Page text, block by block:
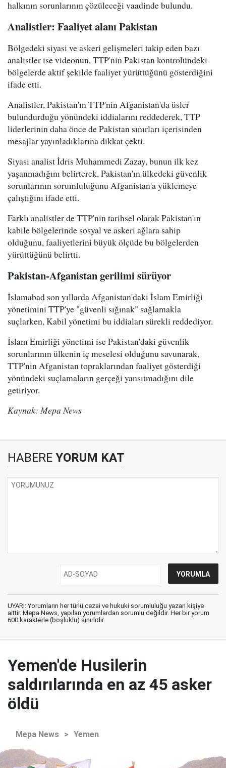
halkının sorunlarının çözüleceği vaadinde bulundu.
Analistler: Faaliyet alanı Pakistan
Bölgedeki siyasi ve askeri gelişmeleri takip eden bazı
analistler ise videonun, TTP'nin Pakistan kontrolündeki
bölgelerde aktif şekilde faaliyet yürüttüğünü gösterdiğini
ifade etti.
Analistler, Pakistan'ın TTP'nin Afganistan'da üsler
bulundurduğu yönündeki iddialarını reddederek, TTP
liderlerinin daha önce de Pakistan sınırları içerisinden
mesajlar yayınladıklarına dikkat çekti.
Siyasi analist İdris Muhammedi Zazay, bunun ilk kez
yaşanmadığını belirterek, Pakistan'ın ülkedeki güvenlik
sorunlarının sorumluluğunu Afganistan'a yüklemeye
çalıştığını ifade etti.
Farklı analistler de TTP'nin tarihsel olarak Pakistan'ın
kabile bölgelerinde sosyal ve askeri ağlara sahip
olduğunu, faaliyetlerini büyük ölçüde bu bölgelerden
yürüttüğünü belirtti.
Pakistan-Afganistan gerilimi sürüyor
İslamabad son yıllarda Afganistan'daki İslam Emirliği
yönetimini TTP'ye "güvenli sığınak" sağlamakla
suçlarken, Kabil yönetimi bu iddiaları sürekli reddediyor.
İslam Emirliği yönetimi ise Pakistan'daki güvenlik
sorunlarının ülkenin iç meselesi olduğunu savunarak,
TTP'nin Afganistan topraklarından faaliyet gösterdiği
yönündeki suçlamaların gerçeği yansıtmadığını dile
getiriyor.
Kaynak: Mepa News
HABERE YORUM KAT
UYARI: Yorumların her türlü cezai ve hukuki sorumluluğu yazan kişiye
aittir. Mepa News, yapılan yorumlardan sorumlu değildir. Her bir yorum
600 karakterle (boşluklu) sınırlıdır.
Yemen'de Husilerin
saldırılarında en az 45 asker
öldü
Mepa News > Yemen